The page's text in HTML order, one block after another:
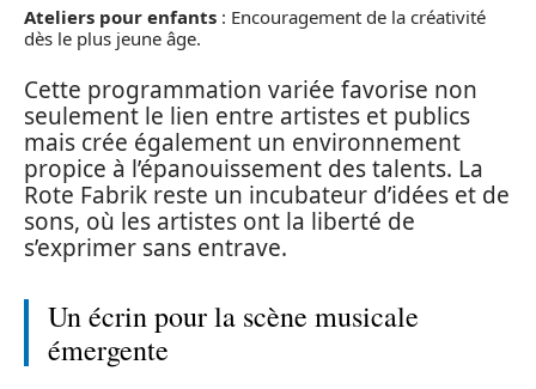
Ateliers pour enfants : Encouragement de la créativité
dès le plus jeune âge.
Cette programmation variée favorise non
seulement le lien entre artistes et publics
mais crée également un environnement
propice à l’épanouissement des talents. La
Rote Fabrik reste un incubateur d’idées et de
sons, où les artistes ont la liberté de
s’exprimer sans entrave.
Un écrin pour la scène musicale
émergente